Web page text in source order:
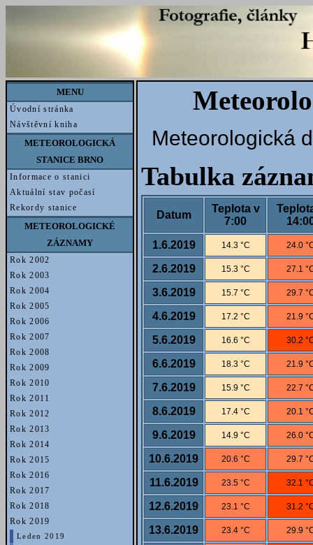
MENU
Úvodní stránka
Návštěvní kniha
METEOROLOGICKÁ
STANICE BRNO
Informace o stanici
Aktuální stav počasí
Rekordy stanice
METEOROLOGICKÉ
ZÁZNAMY
Rok 2002
Rok 2003
Rok 2004
Rok 2005
Rok 2006
Rok 2007
Rok 2008
Rok 2009
Rok 2010
Rok 2011
Rok 2012
Rok 2013
Rok 2014
Rok 2015
Rok 2016
Rok 2017
Rok 2018
Rok 2019
Leden 2019
Meteorologická
Tabulka
Datum
Teplota v
7:00
1.6.2019
14.3 °C 24.0
2.6.2019 15.3 °C 27.1
3.6.2019 15.7 °C 29.7
4.6.2019 17.2 °C 21.9
5.6.2019 16.6 °C 30.2
6.6.2019 18.3 °C 21.9
7.6.2019 15.9 °C 22.7
8.6.2019 17.4 °C 20.1
9.6.2019 14.9 °C 26.0
10.6.2019 20.6 °C 29.7
11.6.2019 23.5 °C 32.1
12.6.2019 23.1 °C 31.2
13.6.2019 23.4 °C 29.9